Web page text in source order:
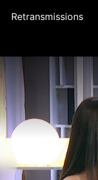
Retransmissions